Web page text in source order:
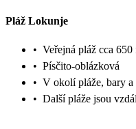
Pláž Lokunje
• Veřejná pláž cca 650
• Písčito-oblázková
• V okolí pláže, bary a
• Další pláže jsou